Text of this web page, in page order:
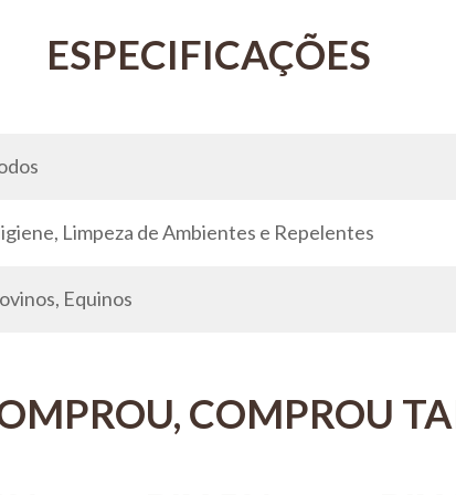
Limpeza de Ambientes e Repelentes
Equinos
COMPROU